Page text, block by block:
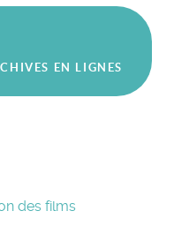
EN LIGNES
des films